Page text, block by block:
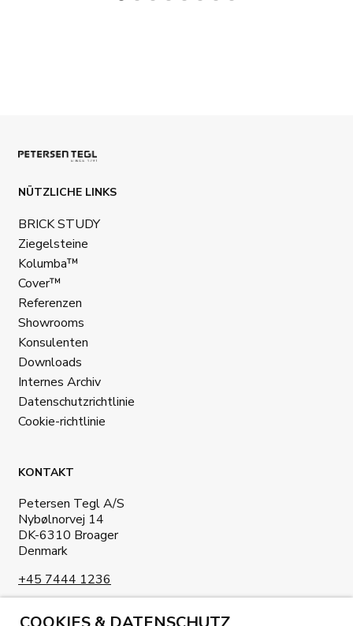
NÜTZLICHE LINKS
BRICK STUDY
Ziegelsteine
Kolumba™
Cover™
Referenzen
Showrooms
Konsulenten
Downloads
Internes Archiv
Datenschutzrichtlinie
Cookie-richtlinie
KONTAKT
Petersen Tegl A/S
Nybølnorvej 14
DK-6310 Broager
Denmark
+45 7444 1236